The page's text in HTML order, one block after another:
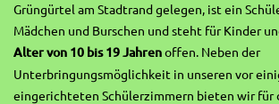
Grüngürtel am Stadtrand gelegen, ist ein
Mädchen und Burschen und steht für Kinder
Alter von 10 bis 19 Jahrenoffen. Neben der
Unterbringungsmöglichkeit in unseren vor
eingerichteten Schülerzimmern bieten wir für